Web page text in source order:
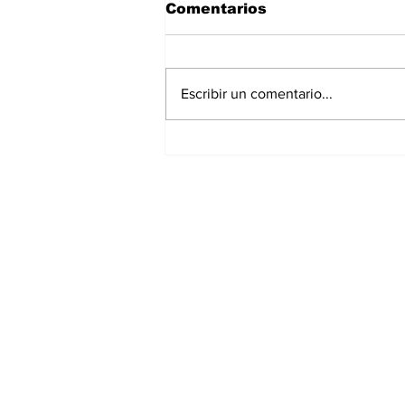
Comentarios
Escribir un comentario...